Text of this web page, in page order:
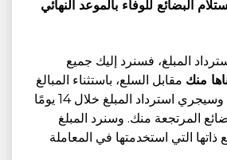
من استلام البضائع للوفاء بالموعد النهائي
المبلغ، فسنرد إليك جميع
منك مقابل السلع، باستثناء المبالغ
غير القابلة للاسترداد. وسيجري استرداد المبلغ خلال 14 يومًا
المرتجعة منك. وسنرد المبلغ
ذاتها التي استخدمتها في المعاملة